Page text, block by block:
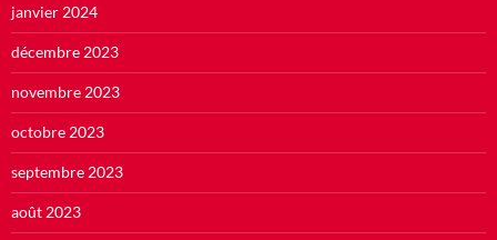
janvier 2024
décembre 2023
novembre 2023
octobre 2023
septembre 2023
août 2023